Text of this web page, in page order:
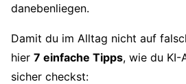
danebenliegen.
Damit du im Alltag nicht auf
hier 7 einfache Tipps, wie du KI-
sicher checkst: